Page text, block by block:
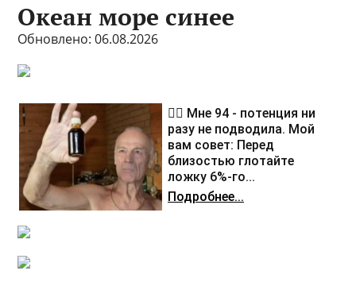
Океан море синее
Обновлено: 06.08.2026
❤️‍🔥 Мне 94 - потенция ни
разу не подводила. Мой
вам совет: Перед
близостью глотайте
ложку 6%-го...
Подробнее...